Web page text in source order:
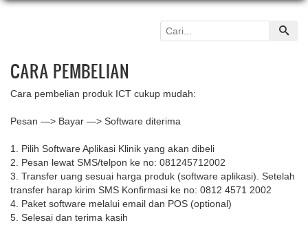
CARA PEMBELIAN
Cara pembelian produk ICT cukup mudah:
Pesan —> Bayar —> Software diterima
1. Pilih Software Aplikasi Klinik yang akan dibeli
2. Pesan lewat SMS/telpon ke no: 081245712002
3. Transfer uang sesuai harga produk (software aplikasi). Setelah
transfer harap kirim SMS Konfirmasi ke no: 0812 4571 2002
4. Paket software melalui email dan POS (optional)
5. Selesai dan terima kasih